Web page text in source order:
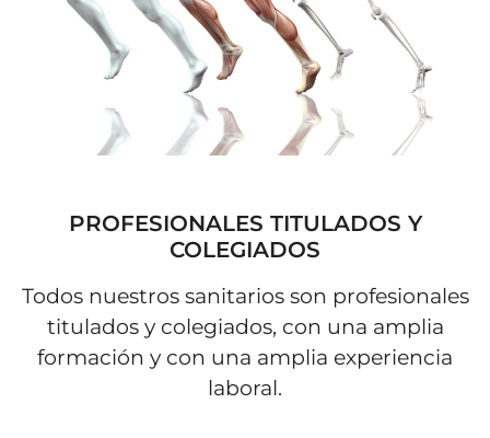
PROFESIONALES TITULADOS Y
COLEGIADOS
Todos nuestros sanitarios son profesionales
titulados y colegiados, con una amplia
formación y con una amplia experiencia
laboral.